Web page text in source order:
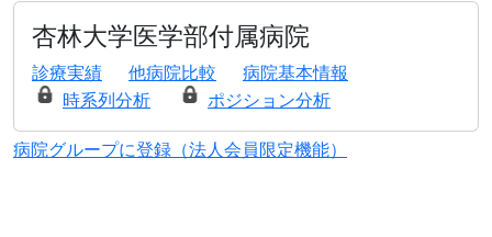
杏林大学医学部付属病院
診療実績 他病院比較
病院基本情報
時系列分析
ポジション分析
病院グループに登録（法人会員限定機能）